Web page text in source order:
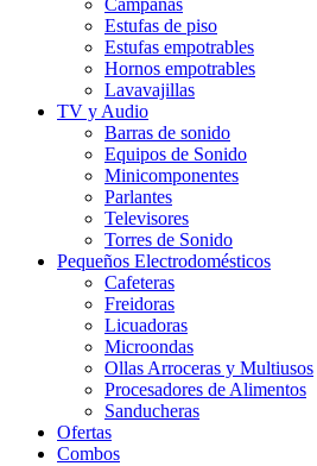
Campanas
Estufas de piso
Estufas empotrables
Hornos empotrables
Lavavajillas
TV y Audio
Barras de sonido
Equipos de Sonido
Minicomponentes
Parlantes
Televisores
Torres de Sonido
Pequeños Electrodomésticos
Cafeteras
Freidoras
Licuadoras
Microondas
Ollas Arroceras y Multiusos
Procesadores de Alimentos
Sanducheras
Ofertas
Combos